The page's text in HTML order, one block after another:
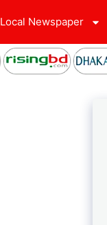
Local Newspaper